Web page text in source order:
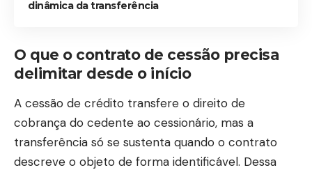
dinâmica da transferência
O que o contrato de cessão precisa
delimitar desde o início
A cessão de crédito transfere o direito de
cobrança do cedente ao cessionário, mas a
transferência só se sustenta quando o contrato
descreve o objeto de forma identificável. Dessa